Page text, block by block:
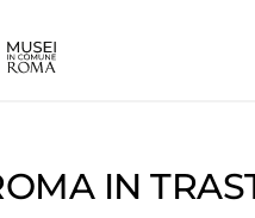
IN